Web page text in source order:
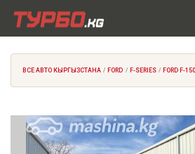
ВСЕ АВТО КЫРГЫЗСТАНА FORD F-SERIES FORD F-